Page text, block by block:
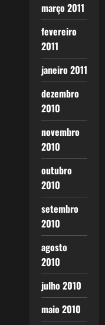
março 2011
fevereiro
2011
janeiro 2011
dezembro
2010
novembro
2010
outubro
2010
setembro
2010
agosto
2010
julho 2010
maio 2010